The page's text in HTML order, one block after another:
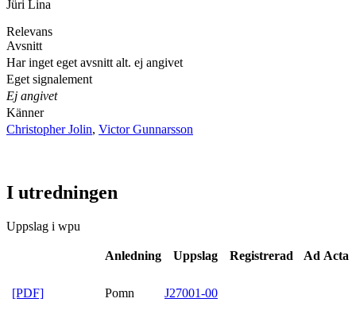
Jüri Lina
Relevans
Avsnitt
Har inget eget avsnitt alt. ej angivet
Eget signalement
Ej angivet
Känner
Christopher Jolin, Victor Gunnarsson
I utredningen
Uppslag i wpu
Anledning Uppslag Registrerad Ad Acta
[PDF] Pomn J27001-00